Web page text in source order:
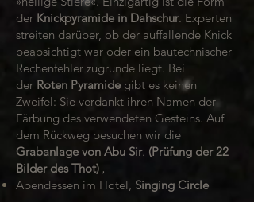
der Knickpyramide in Dahschur. Experten
streiten darüber, ob der auffallende Knick
beabsichtigt war oder ein bautechnischer
Rechenfehler zugrunde liegt. Bei
der Roten Pyramide gibt es keinen
Zweifel: Sie verdankt ihren Namen der
Färbung des verwendeten Gesteins. Auf
dem Rückweg besuchen wir die
Grabanlage von Abu Sir. (Prüfung der 22
Bilder des Thot) ,
Abendessen im Hotel, Singing Circle